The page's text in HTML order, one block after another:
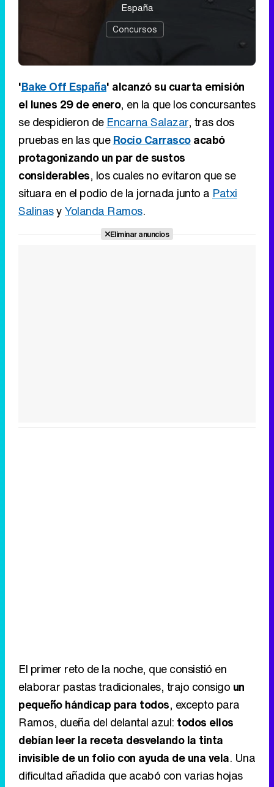
España
Concursos
'Bake Off España' alcanzó su cuarta emisión
el lunes 29 de enero, en la que los concursantes
se despidieron de Encarna Salazar, tras dos
pruebas en las queRocío Carrascoacabó
protagonizando un par de sustos
considerables, los cuales no evitaron que se
situara en el podio de la jornada junto a Patxi
SalinasyYolanda Ramos.
Eliminar anuncios
El primer reto de la noche, que consistió en
elaborar pastas tradicionales, trajo consigo un
pequeño hándicap para todos, excepto para
Ramos, dueña del delantal azul: todos ellos
debían leer la receta desvelando la tinta
invisible de un folio con ayuda de una vela. Una
dificultad añadida que acabó con varias hojas